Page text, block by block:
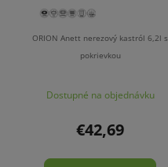
ORION Anett nerezový kastról 6,2l s
pokrievkou
Dostupné na objednávku
€42,69